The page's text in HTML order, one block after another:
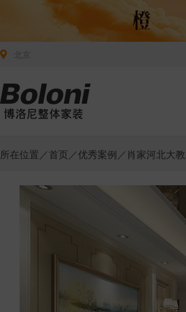
所在位置／首页 ／优秀案例 ／肖家河北大